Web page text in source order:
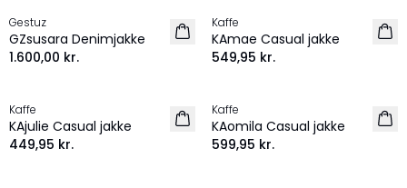
NYHED
Gestuz
GZsusara Denimjakke
1.600,00 kr.
NYHED
Kaffe
KAmae Casual jakke
549,95 kr.
NYHED
Kaffe
KAjulie Casual jakke
449,95 kr.
NYHED
Kaffe
KAomila Casual jakke
599,95 kr.